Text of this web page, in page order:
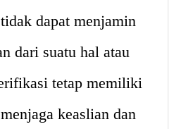
dapat menjamin
dari suatu hal atau
tetap memiliki
keaslian dan